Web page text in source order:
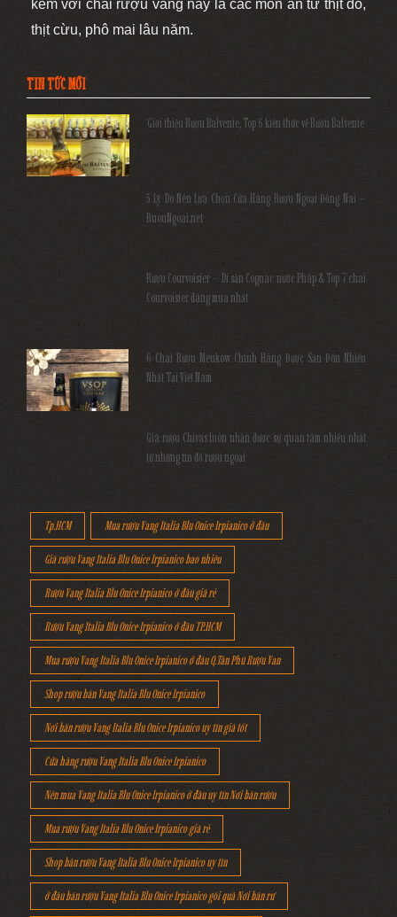
kèm với chai rượu vang này là các món ăn từ thịt đỏ,
thịt cừu, phô mai lâu năm.
TIN TỨC MỚI
Giới thiệu Rượu Balvenie, Top 6 kiến thức về Rượu Balvenie
5 Lý Do Nên Lựa Chọn Cửa Hàng Rượu Ngoại Đồng Nai –
RuouNgoai.net
Rượu Courvoisier – Di sản Cognac nước Pháp & Top 7 chai
Courvoisier đáng mua nhất
6 Chai Rượu Meukow Chính Hãng Được Săn Đón Nhiều
Nhất Tại Việt Nam
Giá rượu Chivas luôn nhận được sự quan tâm nhiều nhất
từ những tín đồ rượu ngoại
Tp.HCM Mua rượu Vang Italia Blu Onice Irpianico ở đâu
Giá rượu Vang Italia Blu Onice Irpianico bao nhiêu
Rượu Vang Italia Blu Onice Irpianico ở đâu giá rẻ
Rượu Vang Italia Blu Onice Irpianico ở đâu TP.HCM
Mua rượu Vang Italia Blu Onice Irpianico ở đâu Q.Tân Phú Rượu Van
Shop rượu bán Vang Italia Blu Onice Irpianico
Nơi bán rượu Vang Italia Blu Onice Irpianico uy tín giá tốt
Cửa hàng rượu Vang Italia Blu Onice Irpianico
Nên mua Vang Italia Blu Onice Irpianico ở đâu uy tín Nơi bán rượu
Mua rượu Vang Italia Blu Onice Irpianico giá rẻ
Shop bán rượu Vang Italia Blu Onice Irpianico uy tín
ở đâu bán rượu Vang Italia Blu Onice Irpianico gói quà Nơi bán rư